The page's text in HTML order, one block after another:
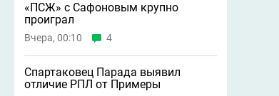
«ПСЖ» с Сафоновым крупно
проиграл
Вчера, 00:10 4
Спартаковец Парада выявил
отличие РПЛ от Примеры